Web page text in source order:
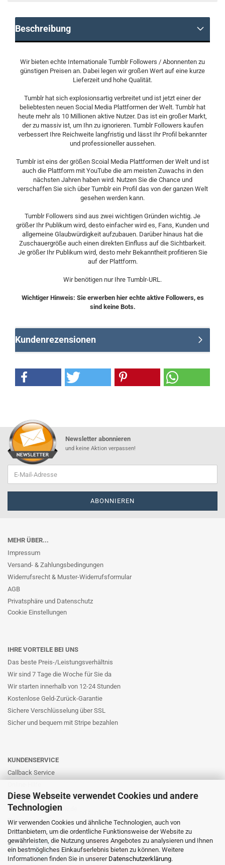
Diese Webseite verwendet Cookies und andere
Technologien
Wir verwenden Cookies und ähnliche Technologien, auch von
Drittanbietern, um die ordentliche Funktionsweise der Website zu
gewährleisten, die Nutzung unseres Angebotes zu analysieren und Ihnen
ein bestmögliches Einkaufserlebnis bieten zu können. Weitere
Informationen finden Sie in unserer Datenschutzerklärung.
Beschreibung
Wir bieten echte Internationale Tumblr Followers / Abonnenten zu
günstigen Preisen an. Dabei legen wir großen Wert auf eine kurze
Lieferzeit und hohe Qualität.
Tumblr hat sich explosionsartig verbreitet und ist jetzt einer der
beliebtesten neuen Social Media Plattformen der Welt. Tumblr hat
heute mehr als 10 Millionen aktive Nutzer. Das ist ein großer Markt,
der zu massiv ist, um Ihn zu ignorieren. Tumblr Followers kaufen
verbessert Ihre Reichweite langfristig und lässt Ihr Profil bekannter
und professioneller aussehen.
Tumblr ist eins der größen Scoial Media Plattformen der Welt und ist
auch die Plattform mit YouTube die am meisten Zuwachs in den
nächsten Jahren haben wird. Nutzen Sie die Chance und
verschaffen Sie sich über Tumblr ein Profil das von der ganzen Welt
gesehen werden kann.
Tumblr Followers sind aus zwei wichtigen Gründen wichtig. Je
größer Ihr Publikum wird, desto einfacher wird es, Fans, Kunden und
allgemeine Glaubwürdigkeit aufzubauen. Darüber hinaus hat die
Zuschauergröße auch einen direkten Einfluss auf die Sichtbarkeit.
Je größer Ihr Publikum wird, desto mehr Bekanntheit profitieren Sie
auf der Plattform.
Wir benötigen nur Ihre Tumblr-URL.
Wichtiger Hinweis: Sie erwerben hier echte aktive Followers, es
sind keine Bots.
Kundenrezensionen
Newsletter abonnieren
und keine Aktion verpassen!
MEHR ÜBER...
Impressum
Versand- & Zahlungsbedingungen
Widerrufsrecht & Muster-Widerrufsformular
AGB
Privatsphäre und Datenschutz
Cookie Einstellungen
IHRE VORTEILE BEI UNS
Das beste Preis-/Leistungsverhältnis
Wir sind 7 Tage die Woche für Sie da
Wir starten innerhalb von 12-24 Stunden
Kostenlose Geld-Zurück-Garantie
Sichere Verschlüsselung über SSL
Sicher und bequem mit Stripe bezahlen
KUNDENSERVICE
Callback Service
Kontaktformular
E-Mail: info@likernow.de
Skype Live Support
Ihre Meinung und Ideen